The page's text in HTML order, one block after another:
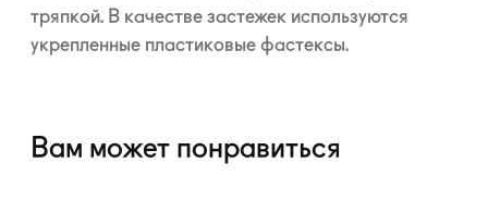
тряпкой. В качестве застежек используются
укрепленные пластиковые фастексы.
Вам может понравиться